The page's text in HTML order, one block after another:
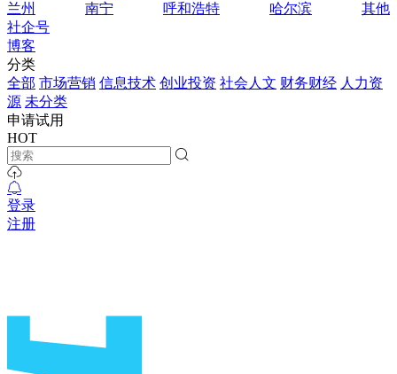
兰州
南宁 呼和浩特 哈尔滨
其他
社企号
博客
分类
全部 市场营销 信息技术 创业投资 社会人文 财务财经 人力资
源 未分类
申请试用
HOT
登录
注册